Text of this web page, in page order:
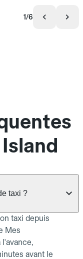
1/6
taxi ?
taxi depuis
Mes
avant le